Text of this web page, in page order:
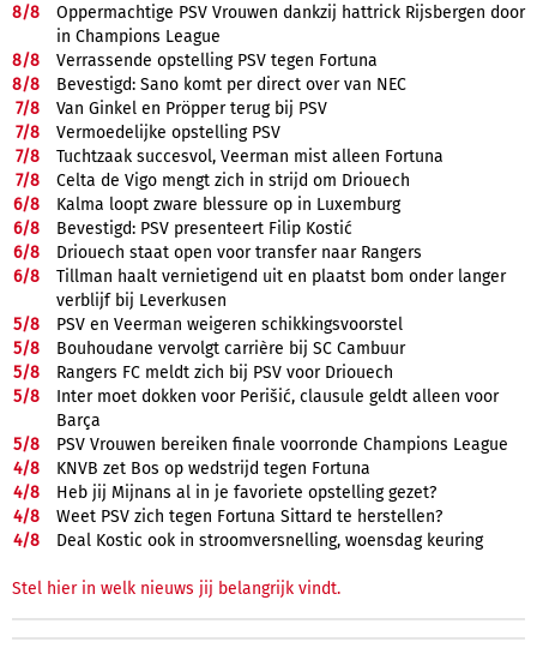
8/8
Oppermachtige PSV Vrouwen dankzij hattrick Rijsbergen door
in Champions League
8/8
Verrassende opstelling PSV tegen Fortuna
8/8
Bevestigd: Sano komt per direct over van NEC
7/8
Van Ginkel en Pröpper terug bij PSV
7/8
Vermoedelijke opstelling PSV
7/8
Tuchtzaak succesvol, Veerman mist alleen Fortuna
7/8
Celta de Vigo mengt zich in strijd om Driouech
6/8
Kalma loopt zware blessure op in Luxemburg
6/8
Bevestigd: PSV presenteert Filip Kostić
6/8
Driouech staat open voor transfer naar Rangers
6/8
Tillman haalt vernietigend uit en plaatst bom onder langer
verblijf bij Leverkusen
5/8
PSV en Veerman weigeren schikkingsvoorstel
5/8
Bouhoudane vervolgt carrière bij SC Cambuur
5/8
Rangers FC meldt zich bij PSV voor Driouech
5/8
Inter moet dokken voor Perišić, clausule geldt alleen voor
Barça
5/8
PSV Vrouwen bereiken finale voorronde Champions League
4/8
KNVB zet Bos op wedstrijd tegen Fortuna
4/8
Heb jij Mijnans al in je favoriete opstelling gezet?
4/8
Weet PSV zich tegen Fortuna Sittard te herstellen?
4/8 Deal Kostic ook in stroomversnelling, woensdag keuring
Stel hier in welk nieuws jij belangrijk vindt.